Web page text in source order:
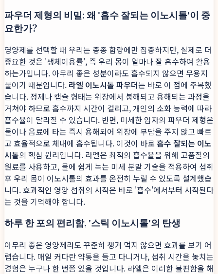
파우더 제형의 비밀: 왜 '흡수 잘되는 이노시톨'이 중
요한가?
영양제를 선택할 때 우리는 종종 함량에만 집중하지만, 실제로 더
중요한 것은 '생체이용률', 즉 우리 몸이 얼마나 잘 흡수하여 활용
하는가입니다. 아무리 좋은 성분이라도 흡수되지 않으면 무용지
물이기 때문입니다. 라엘 이노시톨 파우더는 바로 이 점에 주목했
습니다. 정제나 캡슐 형태는 위장에서 붕해되고 용해되는 과정을
거쳐야 하므로 흡수까지 시간이 걸리고, 개인의 소화 능력에 따라
흡수율이 달라질 수 있습니다. 반면, 미세한 입자의 파우더 제형은
물이나 음료에 타는 즉시 용해되어 위장에 부담을 주지 않고 빠르
고 효율적으로 체내에 흡수됩니다. 이것이 바로 흡수 잘되는 이노
시톨의 핵심 원리입니다. 라엘은 최적의 흡수율을 위해 고품질의
원료를 사용하고, 물에 쉽게 녹는 미세 분말 기술을 적용하여 섭취
후 우리 몸이 이노시톨의 효과를 온전히 누릴 수 있도록 설계했습
니다. 효과적인 영양 섭취의 시작은 바로 '흡수'에서부터 시작된다
는 것을 기억해야 합니다.
하루 한 포의 편리함, '스틱 이노시톨'의 탄생
아무리 좋은 영양제라도 꾸준히 챙겨 먹지 않으면 효과를 보기 어
렵습니다. 매일 커다란 약통을 들고 다니거나, 섭취 시간을 놓치는
경험은 누구나 한 번쯤 있을 것입니다. 라엘은 이러한 불편함을 해